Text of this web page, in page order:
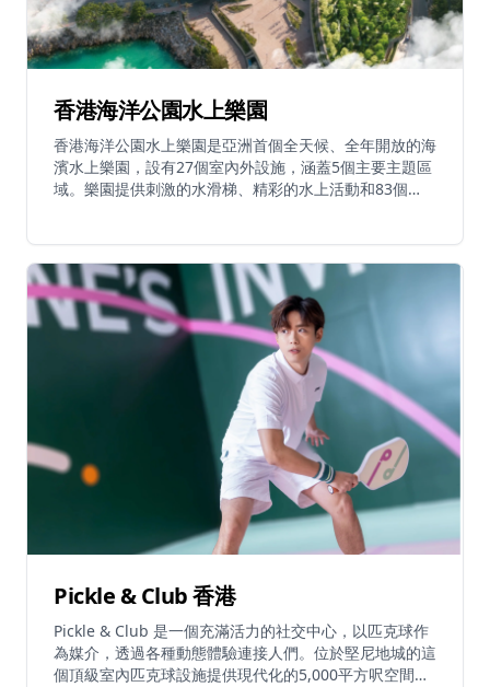
香港海洋公園水上樂園
香港海洋公園水上樂園是亞洲首個全天候、全年開放的海
濱水上樂園，設有27個室內外設施，涵蓋5個主要主題區
域。樂園提供刺激的水滑梯、精彩的水上活動和83個
擁有各種水上景點和滑梯。
Pickle & Club 香港
Pickle & Club 是一個充滿活力的社交中心，以匹克球作
為媒介，透過各種動態體驗連接人們。位於堅尼地城的這
個頂級室內匹克球設施提供現代化的5,000平方呎空間供